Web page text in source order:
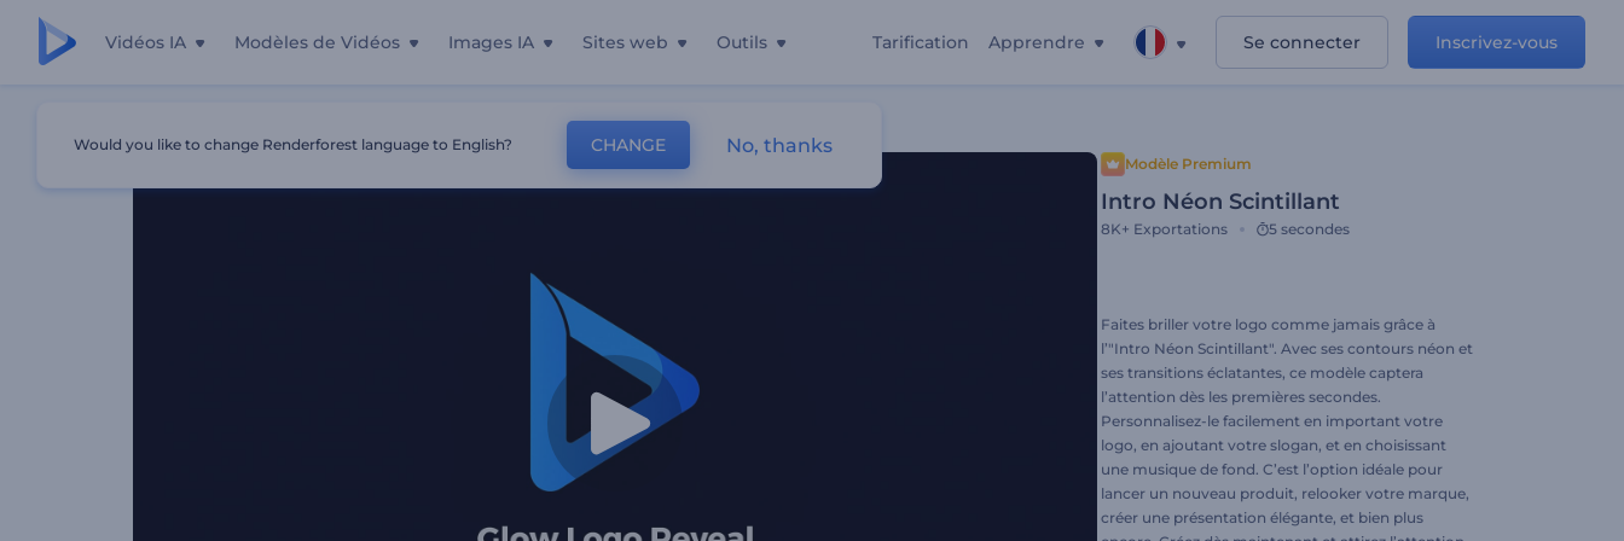
Vidéos IA Modèles de Vidéos Images IA Sites web Outils Tarification Apprendre Se connecter Inscrivez-vous
Modèle Premium
Intro Néon Scintillant
8K+ Exportations 5 secondes
Faites briller votre logo comme jamais grâce à
l’"Intro Néon Scintillant". Avec ses contours néon et
ses transitions éclatantes, ce modèle captera
l’attention dès les premières secondes.
Personnalisez-le facilement en important votre
logo, en ajoutant votre slogan, et en choisissant
une musique de fond. C’est l’option idéale pour
lancer un nouveau produit, relooker votre marque,
créer une présentation élégante, et bien plus
Would you like to change Renderforest language to English? CHANGE No, thanks